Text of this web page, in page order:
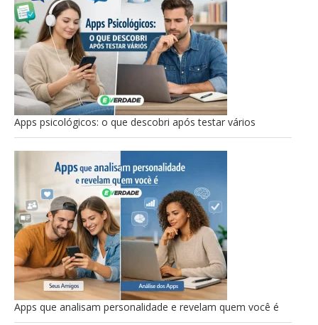
Apps psicológicos: o que descobri após testar vários
Apps que analisam personalidade e revelam quem você é